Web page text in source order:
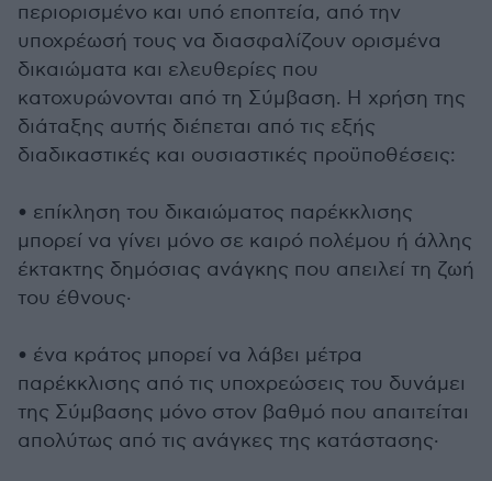
περιορισμένο και υπό εποπτεία, από την
υποχρέωσή τους να διασφαλίζουν ορισμένα
δικαιώματα και ελευθερίες που
κατοχυρώνονται από τη Σύμβαση. Η χρήση της
διάταξης αυτής διέπεται από τις εξής
διαδικαστικές και ουσιαστικές προϋποθέσεις:
• επίκληση του δικαιώματος παρέκκλισης
μπορεί να γίνει μόνο σε καιρό πολέμου ή άλλης
έκτακτης δημόσιας ανάγκης που απειλεί τη ζωή
του έθνους·
• ένα κράτος μπορεί να λάβει μέτρα
παρέκκλισης από τις υποχρεώσεις του δυνάμει
της Σύμβασης μόνο στον βαθμό που απαιτείται
απολύτως από τις ανάγκες της κατάστασης·